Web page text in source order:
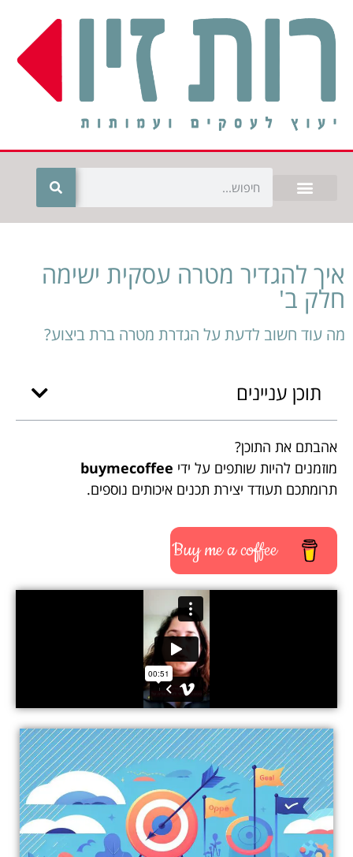
איך להגדיר מטרה עסקית ישימה
חלק ב'
מה עוד חשוב לדעת על הגדרת מטרה ברת ביצוע?
תוכן עניינים
אהבתם את התוכן?
מוזמנים להיות שותפים על ידי buymecoffee
תרומתכם תעודד יצירת תכנים איכותים נוספים.
Buy me a coffee